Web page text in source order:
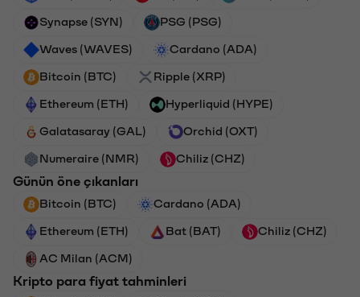
Synapse (SYN) PSG (PSG)
Waves (WAVES) Cardano (ADA)
Bitcoin (BTC) Ripple (XRP)
Ethereum (ETH) Hyperliquid (HYPE)
Galatasaray (GAL) Orchid (OXT)
Numeraire (NMR) Chiliz (CHZ)
Günün öne çıkanları
Bitcoin (BTC) Cardano (ADA)
Ethereum (ETH) Bat (BAT) Chiliz (CHZ)
AC Milan (ACM)
Kripto para fiyat tahminleri